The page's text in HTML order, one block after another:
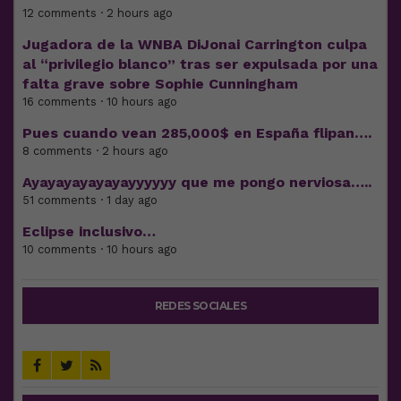
12 comments · 2 hours ago
Jugadora de la WNBA DiJonai Carrington culpa
al “privilegio blanco” tras ser expulsada por una
falta grave sobre Sophie Cunningham
16 comments · 10 hours ago
Pues cuando vean 285,000$ en España flipan….
8 comments · 2 hours ago
Ayayayayayayayyyyyy que me pongo nerviosa…..
51 comments · 1 day ago
Eclipse inclusivo…
10 comments · 10 hours ago
REDES SOCIALES